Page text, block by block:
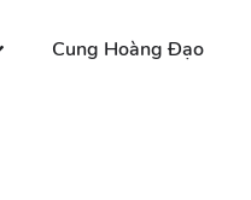
Cung Hoàng Đạo